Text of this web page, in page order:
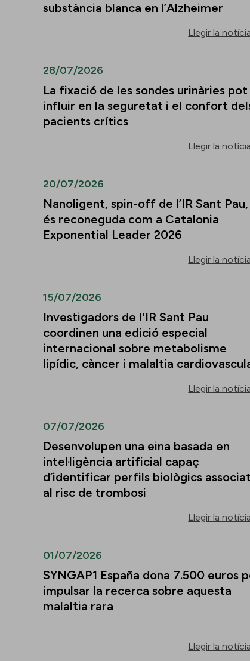
substància blanca en l’Alzheimer
Llegir la
28/07/2026
La fixació de les sondes urinàries pot
influir en la seguretat i el confort
pacients crítics
Llegir la
20/07/2026
Nanoligent, spin-off de l’IR Sant Pau,
és reconeguda com a Catalonia
Exponential Leader 2026
Llegir la
15/07/2026
Investigadors de l'IR Sant Pau
coordinen una edició especial
internacional sobre metabolisme
lipídic, càncer i malaltia
Llegir la
07/07/2026
Desenvolupen una eina basada en
intel·ligència artificial capaç
d’identificar perfils biològics
al risc de trombosi
Llegir la
01/07/2026
SYNGAP1 España dona 7.500 euros
impulsar la recerca sobre aquesta
malaltia rara
Llegir la